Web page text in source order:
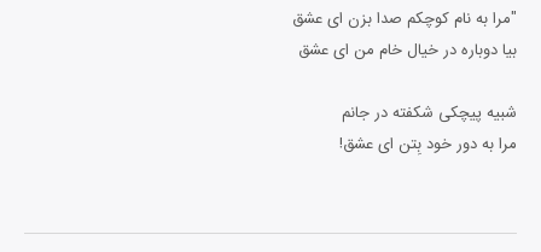
"مرا به نام کوچکم صدا بزن ای عشق
بیا دوباره در خیال خام من ای عشق
شبیه پیچکی شکفته در جانم
مرا به دور خود بِتن ای عشق!